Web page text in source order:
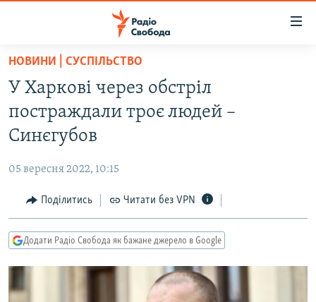
Перейти
основного
матеріалу
Перейти
до
основної
навігації
Перейти
до
пошуку
ВСЕ ЗА ДОБУ
СТАТТІ
ЕКОНОМІКА
СУСПІЛЬСТВО
РОСІЙСЬКА «ФІЛЬТРАЦІЯ»
ДОНБАС.РЕАЛІЇ
ТИ ЯК?
СХЕМИ
НОВИНИ | СУСПІЛЬСТВО
У Харкові через обстріл
постраждали троє людей –
Синєгубов
05 вересня 2022, 10:15
Поділитись Читати без VPN
Додати Радіо Свобода як бажане джерело в Google